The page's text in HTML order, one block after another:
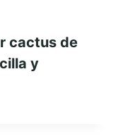
cactus de
y